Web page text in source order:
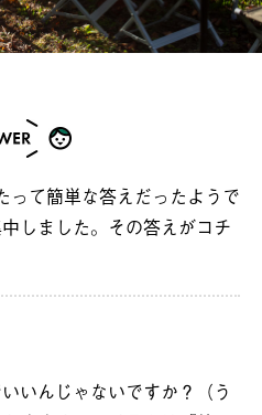
って簡単な答えだったようで
しました。その答えがコチ
いんじゃないですか？（う